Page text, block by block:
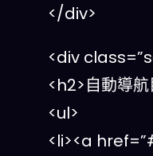
</div>
<div
<h2>自動導
<ul>
<li><a